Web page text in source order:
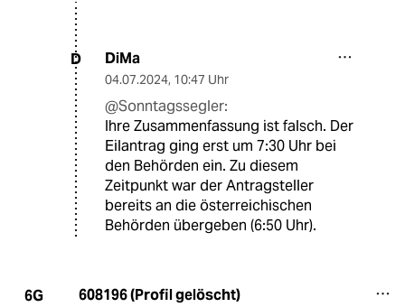
D DiMa
04.07.2024, 10:47 Uhr
@Sonntagssegler:
Ihre Zusammenfassung ist falsch. Der
Eilantrag ging erst um 7:30 Uhr bei
den Behörden ein. Zu diesem
Zeitpunkt war der Antragsteller
bereits an die österreichischen
Behörden übergeben (6:50 Uhr).
6G 608196 (Profil gelöscht)